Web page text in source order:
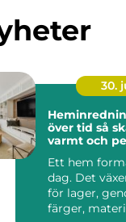
30.
över tid så skapar du ett
varmt och
Ett hem
dag. Det
för lager,
färger,